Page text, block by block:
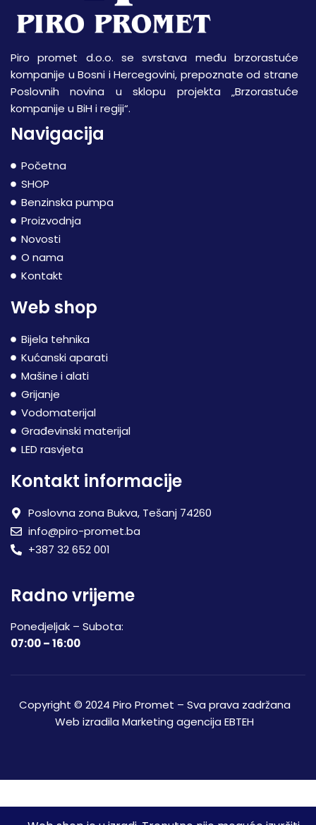
Piro promet d.o.o. se svrstava među brzorastuće
kompanije u Bosni i Hercegovini, prepoznate od strane
Poslovnih novina u sklopu projekta „Brzorastuće
kompanije u BiH i regiji“.
Navigacija
Početna
SHOP
Benzinska pumpa
Proizvodnja
Novosti
O nama
Kontakt
Web shop
Bijela tehnika
Kućanski aparati
Mašine i alati
Grijanje
Vodomaterijal
Građevinski materijal
LED rasvjeta
Kontakt informacije
Poslovna zona Bukva, Tešanj 74260
info@piro-promet.ba
+387 32 652 001
Radno vrijeme
Ponedjeljak – Subota:
07:00 – 16:00
Copyright © 2024 Piro Promet – Sva prava zadržana
Web izradila Marketing agencija EBTEH